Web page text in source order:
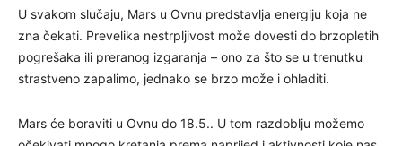
U svakom slučaju, Mars u Ovnu predstavlja energiju koja ne
zna čekati. Prevelika nestrpljivost može dovesti do brzopletih
pogrešaka ili preranog izgaranja – ono za što se u trenutku
strastveno zapalimo, jednako se brzo može i ohladiti.
Mars će boraviti u Ovnu do 18.5.. U tom razdoblju možemo